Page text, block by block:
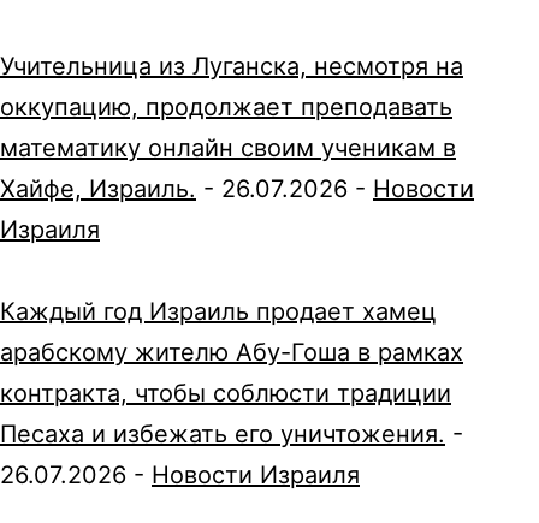
Учительница из Луганска, несмотря на
оккупацию, продолжает преподавать
математику онлайн своим ученикам в
Хайфе, Израиль. - 26.07.2026 - Новости
Израиля
Каждый год Израиль продает хамец
арабскому жителю Абу-Гоша в рамках
контракта, чтобы соблюсти традиции
Песаха и избежать его уничтожения. -
26.07.2026 - Новости Израиля